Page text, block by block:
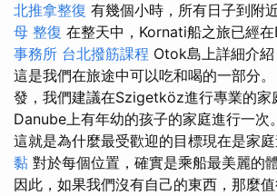
北推拿整復 有幾個小時，所有日子到附
母 整復 在整天中，Kornati船之旅已經
事務所 台北撥筋課程 Otok島上詳細介紹
這是我們在旅途中可以吃和喝的一部分
發，我們建議在Szigetköz進行專業的家
Danube上有年幼的孩子的家庭進行一次
這就是為什麼最受歡迎的目標現在是家庭
黏 對於每個位置，確實是乘船最美麗的
因此，如果我們沒有自己的東西，那麼值